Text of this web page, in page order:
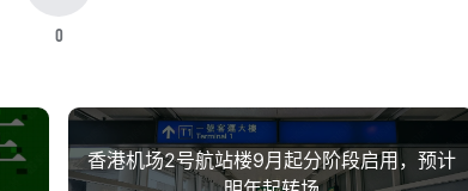
0
香港机场2号航站楼9月起分阶段启用，预计